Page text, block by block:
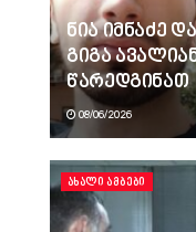
ნია იმნაძე
გიგა
წარედგინათ
08/06/2026
ᲐᲮᲐᲚᲘ ᲐᲛᲑᲔᲑᲘ